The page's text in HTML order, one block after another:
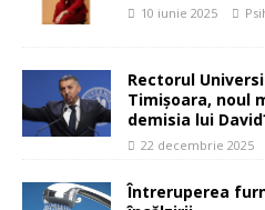
10 iunie 2025
Rectorul
Timișoara, noul
demisia lui
22 decembrie 2025
Întreruperea